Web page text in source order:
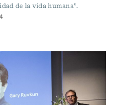
de la vida humana”.